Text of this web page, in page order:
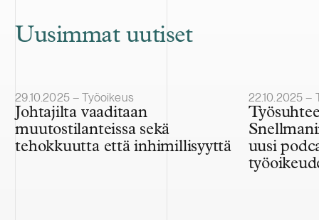
Uusimmat uutiset
Julkaistu
29.10.2025 – Työoikeus
Johtajilta vaaditaan
muutostilanteissa sekä
tehokkuutta että inhimillisyyttä
Julkaistu
22.10.2025 –
uusi